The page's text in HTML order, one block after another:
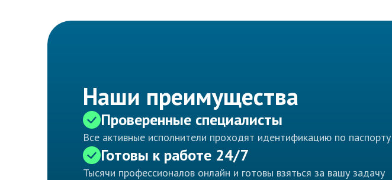
Наши преимущества
Проверенные специалисты
Все активные исполнители проходят идентификацию по паспорту
Готовы к работе 24/7
Тысячи профессионалов онлайн и готовы взяться за вашу задачу